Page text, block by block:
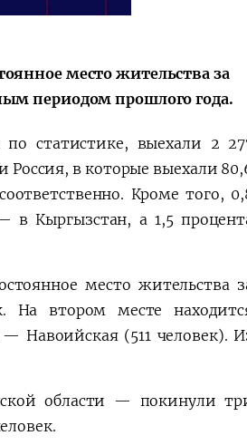
место жительства за
периодом прошлого года.
статистике, выехали 2
Россия, в которые выехали
Кроме того,
Кыргызстан, а 1,5
место жительства
На втором месте
Навоийская (511 человек).
области — покинули